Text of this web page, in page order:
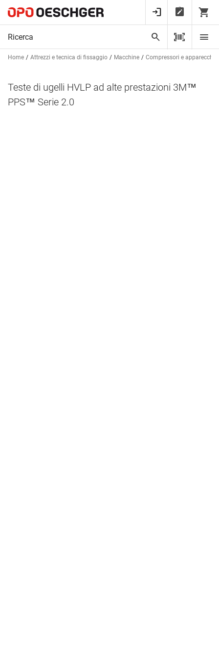
Home Attrezzi e tecnica di fissaggio Macchine Compressori e apparecchi
Teste di ugelli HVLP ad alte prestazioni 3M™
PPS™ Serie 2.0